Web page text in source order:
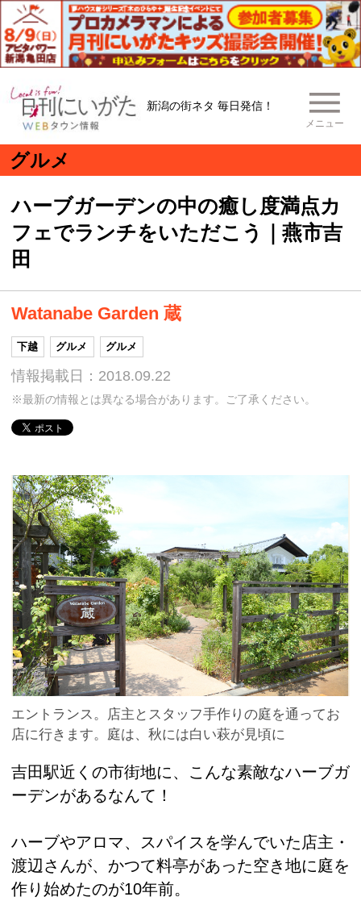
新潟の街ネタ 毎日発信！
メニュー
グルメ
ハーブガーデンの中の癒し度満点カ
フェでランチをいただこう｜燕市吉
田
Watanabe Garden 蔵
下越 グルメ グルメ
情報掲載日：2018.09.22
※最新の情報とは異なる場合があります。ご了承ください。
エントランス。店主とスタッフ手作りの庭を通ってお
店に行きます。庭は、秋には白い萩が見頃に
吉田駅近くの市街地に、こんな素敵なハーブガ
ーデンがあるなんて！
ハーブやアロマ、スパイスを学んでいた店主・
渡辺さんが、かつて料亭があった空き地に庭を
作り始めたのが10年前。